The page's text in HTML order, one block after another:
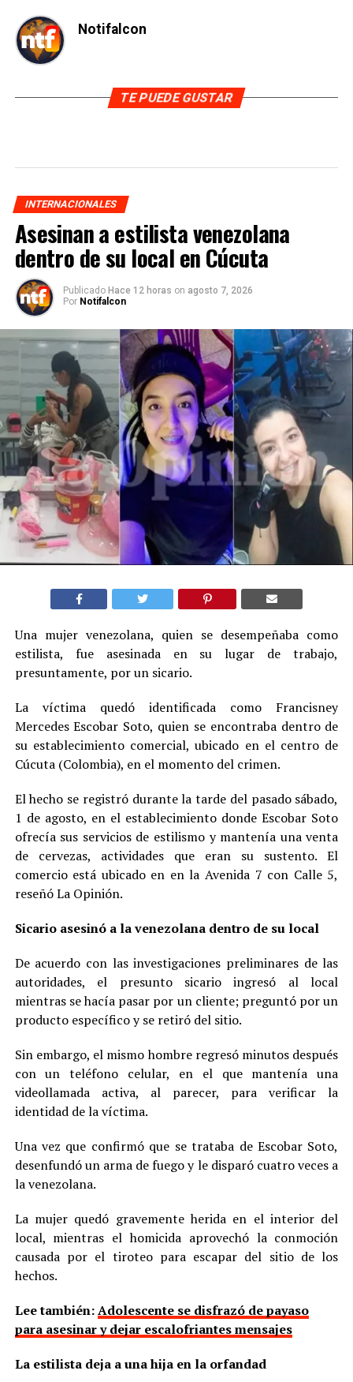
Notifalcon
TE PUEDE GUSTAR
INTERNACIONALES
Asesinan a estilista venezolana
dentro de su local en Cúcuta
Publicado Hace 12 horas on agosto 7, 2026
Por Notifalcon
Una mujer venezolana, quien se desempeñaba como
estilista, fue asesinada en su lugar de trabajo,
presuntamente, por un sicario.
La víctima quedó identificada como Francisney
Mercedes Escobar Soto, quien se encontraba dentro de
su establecimiento comercial, ubicado en el centro de
Cúcuta (Colombia), en el momento del crimen.
El hecho se registró durante la tarde del pasado sábado,
1 de agosto, en el establecimiento donde Escobar Soto
ofrecía sus servicios de estilismo y mantenía una venta
de cervezas, actividades que eran su sustento. El
comercio está ubicado en en la Avenida 7 con Calle 5,
reseñó La Opinión.
Sicario asesinó a la venezolana dentro de su local
De acuerdo con las investigaciones preliminares de las
autoridades, el presunto sicario ingresó al local
mientras se hacía pasar por un cliente; preguntó por un
producto específico y se retiró del sitio.
Sin embargo, el mismo hombre regresó minutos después
con un teléfono celular, en el que mantenía una
videollamada activa, al parecer, para verificar la
identidad de la víctima.
Una vez que confirmó que se trataba de Escobar Soto,
desenfundó un arma de fuego y le disparó cuatro veces a
la venezolana.
La mujer quedó gravemente herida en el interior del
local, mientras el homicida aprovechó la conmoción
causada por el tiroteo para escapar del sitio de los
hechos.
Lee también:Adolescente se disfrazó de payaso
para asesinar y dejar escalofriantes mensajes
La estilista deja a una hija en la orfandad